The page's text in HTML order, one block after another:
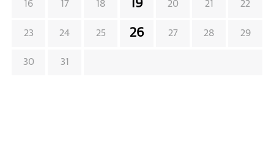
16 17 18 19 20 21 22
23 24 25 26 27 28 29
30 31